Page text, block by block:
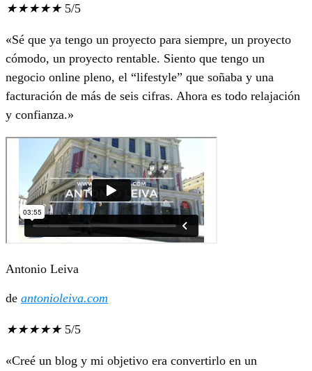
★★★★★ 5/5
«Sé que ya tengo un proyecto para siempre, un proyecto
cómodo, un proyecto rentable. Siento que tengo un
negocio online pleno, el “lifestyle” que soñaba y una
facturación de más de seis cifras. Ahora es todo relajación
y confianza.»
Antonio Leiva
de antonioleiva.com
★★★★★ 5/5
«Creé un blog y mi objetivo era convertirlo en un